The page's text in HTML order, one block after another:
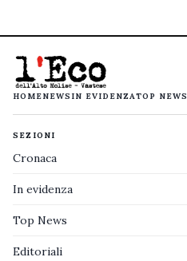
HOMENEWS IN EVIDENZATOP NEWS
SEZIONI
Cronaca
In evidenza
Top News
Editoriali